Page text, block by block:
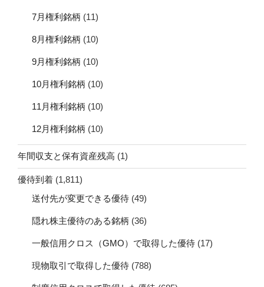
7月権利銘柄 (11)
8月権利銘柄 (10)
9月権利銘柄 (10)
10月権利銘柄 (10)
11月権利銘柄 (10)
12月権利銘柄 (10)
年間収支と保有資産残高 (1)
優待到着 (1,811)
送付先が変更できる優待 (49)
隠れ株主優待のある銘柄 (36)
一般信用クロス（GMO）で取得した優待 (17)
現物取引で取得した優待 (788)